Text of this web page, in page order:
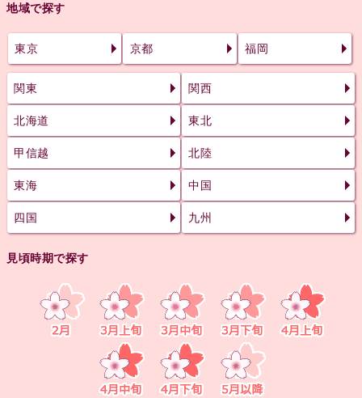
地域で探す
東京 京都 福岡
関東 関西
北海道 東北
甲信越 北陸
東海 中国
四国 九州
見頃時期で探す